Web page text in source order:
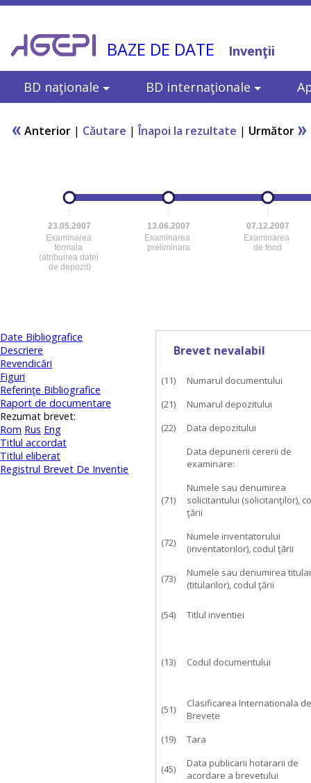
BAZE DE DATE Invenţii
BD naţionale BD internaţionale
Anterior | Căutare |Înapoi la rezultate | Următor
23.05.2007
Examinarea
formala
(atribuirea datei
de depozit)
13.06.2007
Examinarea
preliminara
07.12.2007
Examinarea
de fond
Date Bibliografice
Descriere
Revendicări
Figuri
Referinţe Bibliografice
Raport de documentare
Rezumat brevet:
Rom Rus Eng
Titlul accordat
Titlul eliberat
Registrul Brevet De Inventie
Brevet nevalabil
(11)
Numarul documentului
(21)
Numarul depozitului
(22)
Data depozitului
Data depunerii cererii de
examinare:
(71)
Numele sau denumirea
solicitantului (solicitanţilor),
ţării
(72)
Numele inventatorului
(inventatorilor), codul ţării
(73)
Numele sau denumirea
(titularilor), codul ţării
(54) Titlul inventiei
(13) Codul documentului
(51)
Clasificarea Internationala de
Brevete
(19)
Tara
(45)
Data publicarii hotararii de
acordare a brevetului